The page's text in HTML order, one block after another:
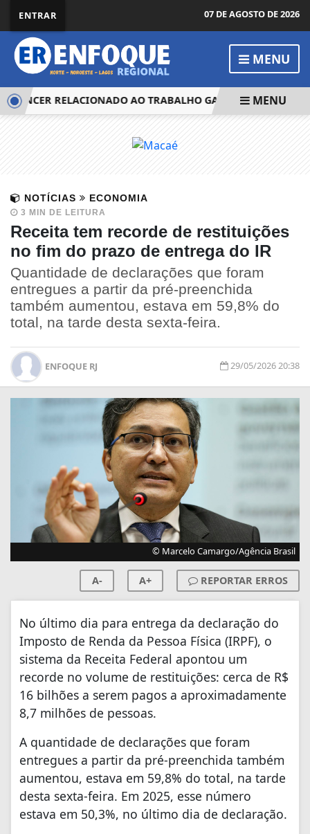
ENTRAR 07 DE AGOSTO DE 2026
MENU
RELACIONADO AO TRABALHO GANHA NOVASMENU
NOTÍCIAS ECONOMIA
3 MIN DE LEITURA
Receita tem recorde de restituições
no fim do prazo de entrega do IR
Quantidade de declarações que foram
entregues a partir da pré-preenchida
também aumentou, estava em 59,8% do
total, na tarde desta sexta-feira.
ENFOQUE RJ 29/05/2026 20:38
© Marcelo Camargo/Agência Brasil
A- A+ REPORTAR ERROS
No último dia para entrega da declaração do
Imposto de Renda da Pessoa Física (IRPF), o
sistema da Receita Federal apontou um
recorde no volume de restituições: cerca de R$
16 bilhões a serem pagos a aproximadamente
8,7 milhões de pessoas.
A quantidade de declarações que foram
entregues a partir da pré-preenchida também
aumentou, estava em 59,8% do total, na tarde
desta sexta-feira. Em 2025, esse número
estava em 50,3%, no último dia de declaração.